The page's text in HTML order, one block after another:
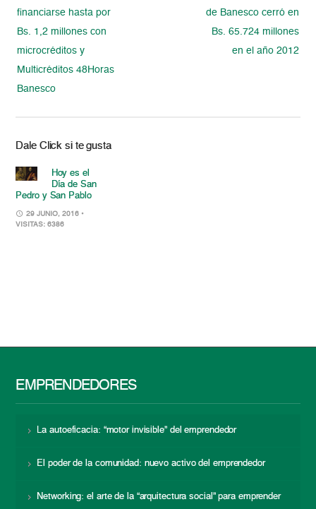
financiarse hasta por
Bs. 1,2 millones con
microcréditos y
Multicréditos 48Horas
Banesco
de Banesco cerró en
Bs. 65.724 millones
en el año 2012
Dale Click si te gusta
Hoy es el
Día de San
Pedro y San Pablo
29 JUNIO, 2016 •
VISITAS: 6386
EMPRENDEDORES
La autoeficacia: “motor invisible” del emprendedor
El poder de la comunidad: nuevo activo del emprendedor
Networking: el arte de la “arquitectura social” para emprender